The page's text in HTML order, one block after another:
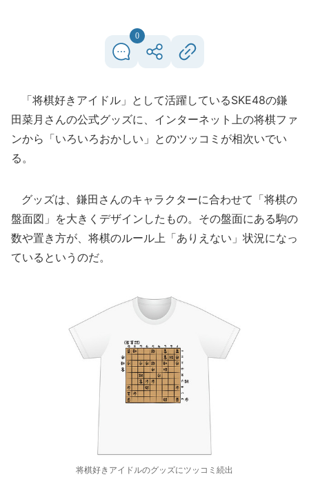
0
「将棋好きアイドル」として活躍しているSKE48の鎌
田菜月さんの公式グッズに、インターネット上の将棋ファ
ンから「いろいろおかしい」とのツッコミが相次いでい
る。
グッズは、鎌田さんのキャラクターに合わせて「将棋の
盤面図」を大きくデザインしたもの。その盤面にある駒の
数や置き方が、将棋のルール上「ありえない」状況になっ
ているというのだ。
将棋好きアイドルのグッズにツッコミ続出